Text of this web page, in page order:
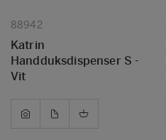
88942
Katrin
Handduksdispenser S -
Vit